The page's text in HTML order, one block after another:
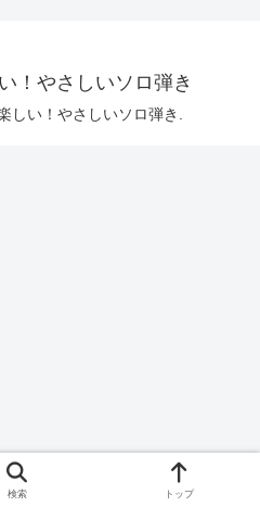
！やさしいソロ弾き
しい！やさしいソロ弾き.
検索 トップ